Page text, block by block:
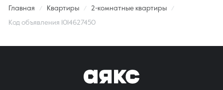
Главная Квартиры 2-комнатные квартиры
Код объявления 1014627450